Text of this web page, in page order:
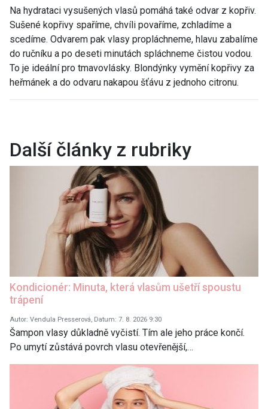
Na hydrataci vysušených vlasů pomáhá také odvar z kopřiv.
Sušené kopřivy spaříme, chvíli povaříme, zchladíme a
scedíme. Odvarem pak vlasy propláchneme, hlavu zabalíme
do ručníku a po deseti minutách spláchneme čistou vodou.
To je ideální pro tmavovlásky. Blondýnky vymění kopřivy za
heřmánek a do odvaru nakapou šťávu z jednoho citronu.
Další články z rubriky
Kondicionér: Minuta, která vlasům ušetří spoustu
trápení
Autor: Vendula Presserová, Datum: 7. 8. 2026 9:30
Šampon vlasy důkladně vyčistí. Tím ale jeho práce končí.
Po umytí zůstává povrch vlasu otevřenější,…